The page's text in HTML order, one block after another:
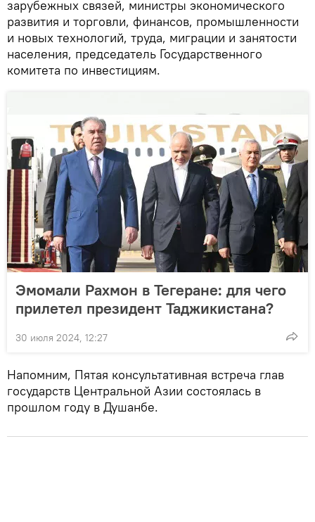
зарубежных связей, министры экономического
развития и торговли, финансов, промышленности
и новых технологий, труда, миграции и занятости
населения, председатель Государственного
комитета по инвестициям.
Эмомали Рахмон в Тегеране: для чего
прилетел президент Таджикистана?
30 июля 2024, 12:27
Напомним, Пятая консультативная встреча глав
государств Центральной Азии состоялась в
прошлом году в Душанбе.